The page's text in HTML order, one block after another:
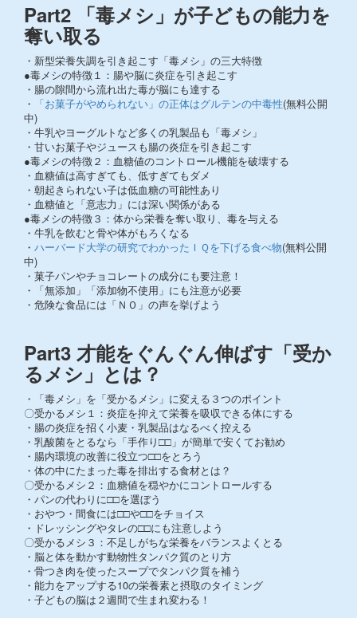
Part2 「毒メシ」が子どもの能力を
奪い取る
・新型栄養失調を引き起こす「毒メシ」の三大特徴
●毒メシの特徴１：腸や脳に炎症を引き起こす
・腸の隙間から流れ出た毒が脳にも達する
・
「お菓子がやめられない」の正体はグルテンの中毒性(無料公開
中)
・牛乳やヨーグルトなど多くの乳製品も「毒メシ」
・甘いお菓子やジュースも腸の炎症を引き起こす
●毒メシの特徴２：血糖値のコントロール機能を破壊する
・血糖値は高すぎても、低すぎてもダメ
・朝起きられない子は低血糖の可能性あり
・血糖値と「意志力」には深い関係がある
●毒メシの特徴３：体から栄養を奪い取り、毒を与える
・牛乳を飲むと骨や体がもろくなる
・ ハーバード大学の研究でわかったＩＱを下げる食べ物(無料公開
中)
・菓子パンやチョコレートの成分にも要注意！
・「無添加」「添加物不使用」にも注意が必要
・危険な食品には「ＮＯ」の声を挙げよう
Part3 才能をぐんぐん伸ばす「受か
るメシ」とは？
・「毒メシ」を「受かるメシ」に変える３つのポイント
〇受かるメシ１：炎症を抑えて栄養を吸収できる体にする
・腸の炎症を招く小麦・乳製品はなるべく控える
・乳酸菌をとるなら「手作り□□」が簡単で安くてお勧め
・腸内環境の改善に役立つ□□をとろう
・体の中にたまった毒を排出する食材とは？
〇受かるメシ２：血糖値を穏やかにコントロールする
・パンの代わりに□□を選ぼう
・おやつ・間食には□□や□□をチョイス
・ドレッシングやタレの□□にも注意しよう
〇受かるメシ３：不足しがちな栄養をバランスよくとる
・脳と体を動かす動物性タンパク質のとり方
・骨つき肉を使ったスープでタンパク質を補う
・能力をアップする10の栄養素と摂取のタイミング
・子どもの脳は２週間で生まれ変わる！